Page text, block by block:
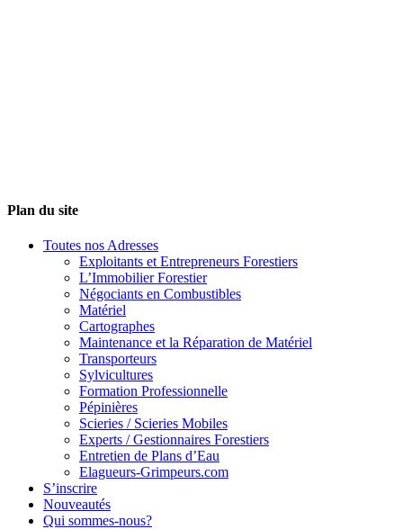
Plan du site
Toutes nos Adresses
Exploitants et Entrepreneurs Forestiers
L’Immobilier Forestier
Négociants en Combustibles
Matériel
Cartographes
Maintenance et la Réparation de Matériel
Transporteurs
Sylvicultures
Formation Professionnelle
Pépinières
Scieries / Scieries Mobiles
Experts / Gestionnaires Forestiers
Entretien de Plans d’Eau
Elagueurs-Grimpeurs.com
S’inscrire
Nouveautés
Qui sommes-nous?